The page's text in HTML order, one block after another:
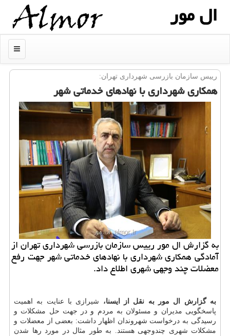
ال مور
منو
رییس سازمان بازرسی شهرداری تهران:
همكاری شهرداری با نهادهای خدماتی شهر
به گزارش ال مور رییس سازمان بازرسی شهرداری تهران از
آمادگی همكاری شهرداری با نهادهای خدماتی شهر جهت رفع
معضلات چند وجهی شهری اطلاع داد.
به گزارش ال مور به نقل از ایسنا، شیرازی با عنایت به اهمیت
پاسخگویی مدیران و مسئولان به مردم و در جهت حل مشكلات و
رسیدگی به درخواست شهروندان اظهار داشت: بعضی از معضلات و
مشكلات شهری چندوجهی هستند. به طور مثال در مورد رها شدن